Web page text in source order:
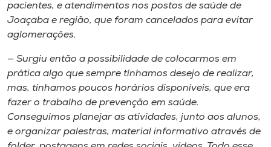
pacientes, e atendimentos nos postos de saúde de
Joaçaba e região, que foram cancelados para evitar
aglomerações.
— Surgiu então a possibilidade de colocarmos em
prática algo que sempre tínhamos desejo de realizar,
mas, tínhamos poucos horários disponíveis, que era
fazer o trabalho de prevenção em saúde.
Conseguimos planejar as atividades, junto aos alunos,
e organizar palestras, material informativo através de